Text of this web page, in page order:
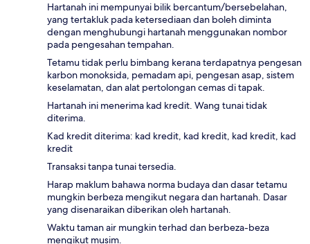
Hartanah ini mempunyai bilik bercantum/bersebelahan,
yang tertakluk pada ketersediaan dan boleh diminta
dengan menghubungi hartanah menggunakan nombor
pada pengesahan tempahan.
Tetamu tidak perlu bimbang kerana terdapatnya pengesan
karbon monoksida, pemadam api, pengesan asap, sistem
keselamatan, dan alat pertolongan cemas di tapak.
Hartanah ini menerima kad kredit. Wang tunai tidak
diterima.
Kad kredit diterima: kad kredit, kad kredit, kad kredit, kad
kredit
Transaksi tanpa tunai tersedia.
Harap maklum bahawa norma budaya dan dasar tetamu
mungkin berbeza mengikut negara dan hartanah. Dasar
yang disenaraikan diberikan oleh hartanah.
Waktu taman air mungkin terhad dan berbeza-beza
mengikut musim.